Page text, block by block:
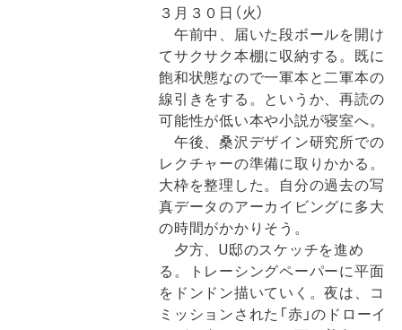
３月３０日（火）
午前中、届いた段ボールを開け
てサクサク本棚に収納する。既に
飽和状態なので一軍本と二軍本の
線引きをする。というか、再読の
可能性が低い本や小説が寝室へ。
午後、桑沢デザイン研究所での
レクチャーの準備に取りかかる。
大枠を整理した。自分の過去の写
真データのアーカイビングに多大
の時間がかかりそう。
夕方、U邸のスケッチを進め
る。トレーシングペーパーに平面
をドンドン描いていく。夜は、コ
ミッションされた「赤」のドローイ